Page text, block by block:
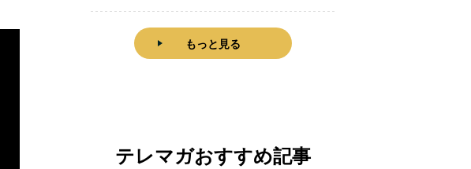
もっと見る
テレマガおすすめ記事